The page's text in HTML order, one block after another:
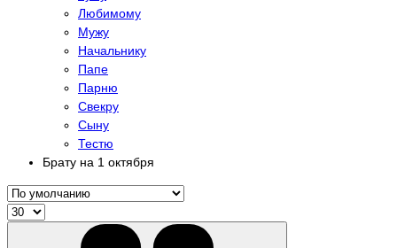
Любимому
Мужу
Начальнику
Папе
Парню
Свекру
Сыну
Тестю
Брату на 1 октября